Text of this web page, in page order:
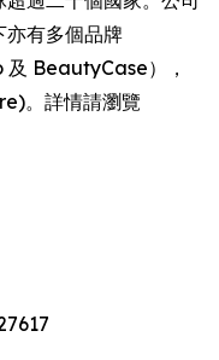
亦有多個品牌
BeautyCase），
。詳情請瀏覽